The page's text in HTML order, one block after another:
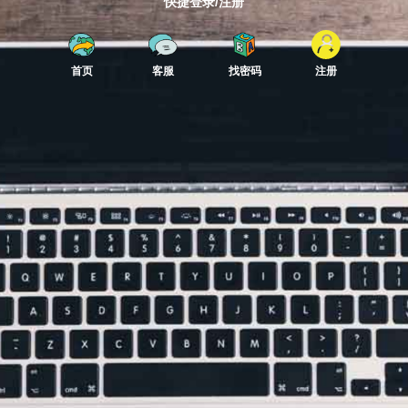
首页 客服 找密码 注册